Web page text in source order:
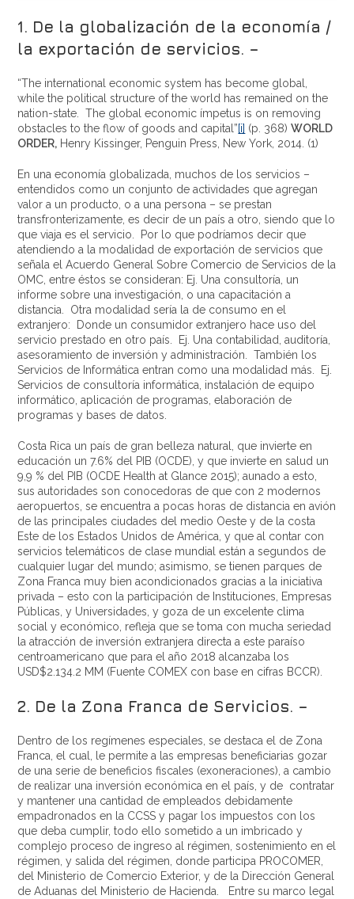
1. De la globalización de la economía /
la exportación de servicios. –
“The international economic system has become global,
while the political structure of the world has remained on the
nation-state. The global economic ímpetus is on removing
obstacles to the flow of goods and capital”[i] (p. 368)WORLD
ORDER, Henry Kissinger, Penguin Press, New York, 2014. (1)
En una economía globalizada, muchos de los servicios –
entendidos como un conjunto de actividades que agregan
valor a un producto, o a una persona – se prestan
transfronterizamente, es decir de un país a otro, siendo que lo
que viaja es el servicio. Por lo que podríamos decir que
atendiendo a la modalidad de exportación de servicios que
señala el Acuerdo General Sobre Comercio de Servicios de la
OMC, entre éstos se consideran: Ej. Una consultoría, un
informe sobre una investigación, o una capacitación a
distancia. Otra modalidad sería la de consumo en el
extranjero: Donde un consumidor extranjero hace uso del
servicio prestado en otro país. Ej. Una contabilidad, auditoría,
asesoramiento de inversión y administración. También los
Servicios de Informática entran como una modalidad más. Ej.
Servicios de consultoría informática, instalación de equipo
informático, aplicación de programas, elaboración de
programas y bases de datos.
Costa Rica un país de gran belleza natural, que invierte en
educación un 7.6% del PIB (OCDE), y que invierte en salud un
9,9 % del PIB (OCDE Health at Glance 2015); aunado a esto,
sus autoridades son conocedoras de que con 2 modernos
aeropuertos, se encuentra a pocas horas de distancia en avión
de las principales ciudades del medio Oeste y de la costa
Este de los Estados Unidos de América, y que al contar con
servicios telemáticos de clase mundial están a segundos de
cualquier lugar del mundo; asimismo, se tienen parques de
Zona Franca muy bien acondicionados gracias a la iniciativa
privada – esto con la participación de Instituciones, Empresas
Públicas, y Universidades, y goza de un excelente clima
social y económico, refleja que se toma con mucha seriedad
la atracción de inversión extranjera directa a este paraíso
centroamericano que para el año 2018 alcanzaba los
USD$2.134.2 MM (Fuente COMEX con base en cifras BCCR).
2. De la Zona Franca de Servicios. –
Dentro de los regímenes especiales, se destaca el de Zona
Franca, el cual, le permite a las empresas beneficiarias gozar
de una serie de beneficios fiscales (exoneraciones), a cambio
de realizar una inversión económica en el país, y de contratar
y mantener una cantidad de empleados debidamente
empadronados en la CCSS y pagar los impuestos con los
que deba cumplir, todo ello sometido a un imbricado y
complejo proceso de ingreso al régimen, sostenimiento en el
régimen, y salida del régimen, donde participa PROCOMER,
del Ministerio de Comercio Exterior, y de la Dirección General
de Aduanas del Ministerio de Hacienda. Entre su marco legal